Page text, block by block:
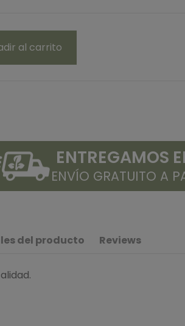
al carrito
ENTREGAMOS
ENVÍO GRATUITO A
del producto Reviews